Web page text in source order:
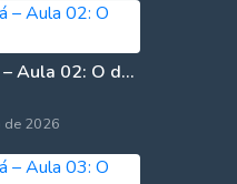
As chaves da Tefilá – Aula 02: O despertar
de 2026